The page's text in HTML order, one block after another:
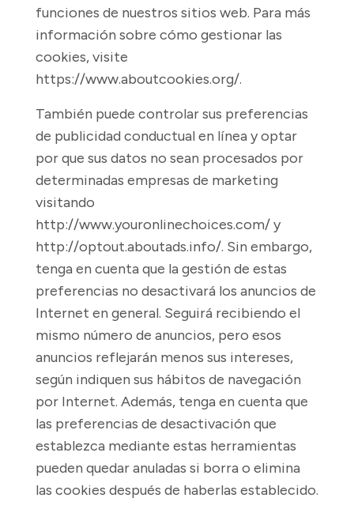
funciones de nuestros sitios web. Para más
información sobre cómo gestionar las
cookies, visite
https://www.aboutcookies.org/.
También puede controlar sus preferencias
de publicidad conductual en línea y optar
por que sus datos no sean procesados por
determinadas empresas de marketing
visitando
http://www.youronlinechoices.com/y
http://optout.aboutads.info/. Sin embargo,
tenga en cuenta que la gestión de estas
preferencias no desactivará los anuncios de
Internet en general. Seguirá recibiendo el
mismo número de anuncios, pero esos
anuncios reflejarán menos sus intereses,
según indiquen sus hábitos de navegación
por Internet. Además, tenga en cuenta que
las preferencias de desactivación que
establezca mediante estas herramientas
pueden quedar anuladas si borra o elimina
las cookies después de haberlas establecido.